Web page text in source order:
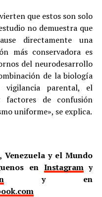
que estos son solo
no demuestra que
directamente una
más conservadora es
del neurodesarrollo
de la biología
parental, el
de confusión
uniforme», se explica.
Venezuela y el Mundo
en Instagramy
y en